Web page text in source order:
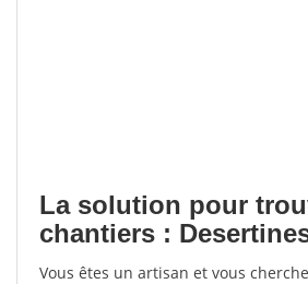
La solution pour
chantiers :
Vous êtes un artisan et vous